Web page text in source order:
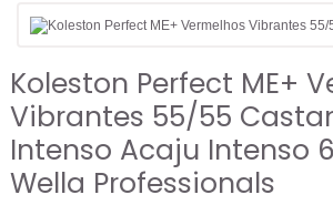
Koleston Perfect ME+
Vibrantes 55/55
Intenso Acaju Intenso
Wella Professionals